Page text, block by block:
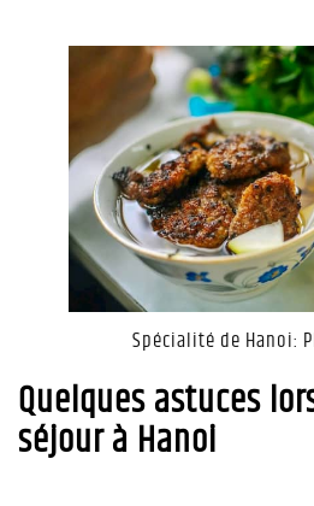
Spécialité de Hanoi:
Quelques astuces
séjour à Hanoi